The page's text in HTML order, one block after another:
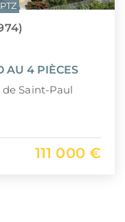
AU 4 PIÈCES
Saint-Paul
111 000 €
PTZ